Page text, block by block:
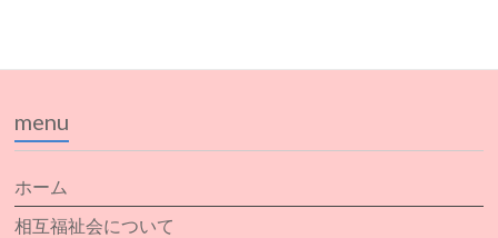
menu
ホーム
相互福祉会について